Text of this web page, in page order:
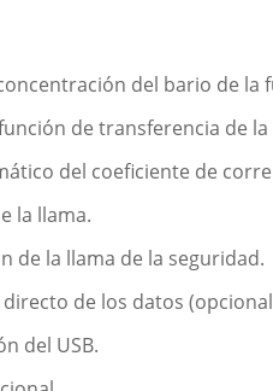
del bario de
de transferencia de
del coeficiente de
la llama.
de la llama de la seguridad.
de los datos
del USB.